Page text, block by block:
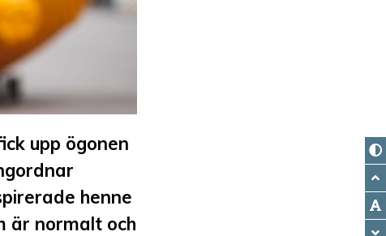
upp ögonen
henne
är normalt och